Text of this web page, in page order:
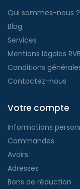
Qui sommes-nous ?
Blog
Services
Mentions légales
Conditions
Contactez-nous
Votre compte
Informations
Commandes
Avoirs
Adresses
Bons de réduction